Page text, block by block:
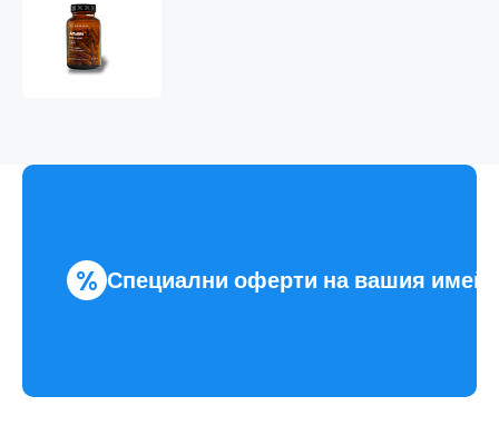
% Специални оферти на вашия